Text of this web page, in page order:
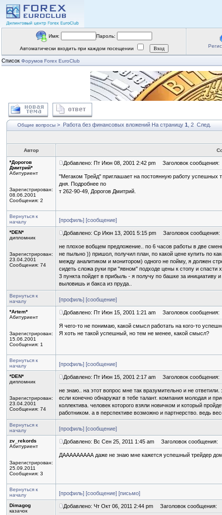
Имя: Пароль:
Автоматически входить при каждом посещении
Список Форумов Forex EuroClub
Общие вопросы > Работа без финансовых вложений На страницу 1 2 След.
Автор
*Дорогов
Дмитрий*
Абитуриент
Зарегистрирован:
08.06.2001
Сообщения: 2
Добавлено: Пт Июн 08, 2001 2:42 pm Заголовок сообщения:
"Мегаком Трейд" приглашает на постоянную работу успешных
дня. Подробнее по
т 262-90-49, Дорогов Дмитрий.
Вернуться к
началу
[профиль] [сообщение]
*DEN*
дипломник
Зарегистрирован:
23.04.2001
Сообщения: 74
Добавлено: Ср Июн 13, 2001 5:15 pm Заголовок сообщения:
не плохое вобщем предложение.. по 6 часов работы в две
не пыльно )) пришол, получил план, по какой цене купить по
между аналитиком и монитором) одного не пойму, я должен
сидеть сложа руки при "явном" подходе цены к стопу и спасти
3 пункта пойдет в прибыль - я получу по башке за
выловишь и бакса из пруда..
Вернуться к
началу
[профиль] [сообщение]
*Artem*
Абитуриент
Зарегистрирован:
15.06.2001
Сообщения: 1
Добавлено: Пт Июн 15, 2001 1:21 am Заголовок сообщения:
Я чего-то не понимаю, какой смысл работать на кого-то
Я хоть не такой успешный, но тем не менее, какой смысл?
Вернуться к
началу
[профиль] [сообщение]
*DEN*
дипломник
Зарегистрирован:
23.04.2001
Сообщения: 74
Добавлено: Пт Июн 15, 2001 2:17 am Заголовок сообщения:
не знаю.. на этот вопрос мне так вразумительно и не
если конечно обнаружат в тебе талант. компания молодая и
коллектива. человек которого взяли новичком и который
работником. а в перспективе возможно и партнерство. ведь
Вернуться к
началу
[профиль] [сообщение]
zv_rekords
Абитуриент
Зарегистрирован:
25.09.2011
Сообщения: 3
Добавлено: Вс Сен 25, 2011 1:45 am Заголовок сообщения:
ДААААААААА даже не знаю мне кажется успешный трейдер
Вернуться к
началу
[профиль] [сообщение] [письмо]
Dimagog
казачок
Добавлено: Чт Окт 06, 2011 2:44 pm Заголовок сообщения: